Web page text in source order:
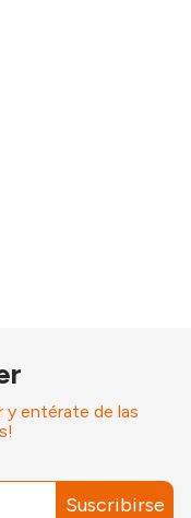
entérate de las
Suscribirse